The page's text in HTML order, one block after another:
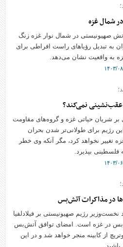
شمال غزه
صهیونیستی در شمال نوار غزه زنگ
به تبدیل رؤیاهای راست افراطی برای
به واقعیت نشان می‌دهد.
عقب‌نشینی نمی‌کند؟
شریان حیاتی غزه و گروه‌های مقاومت
رژیم برای طولانی‌تر شدن بحران
تغییر نخواهد کرد، مگر آنکه وی خطر
فلسطینی بپذیرد.
در مذاکرات آتش‌بس
نخست‌وزیر رژیم صهیونیستی بر فیلادلفیا
در غزه است. امضای توافق آتش‌بس
از کابینه منجر خواهد شد و در این